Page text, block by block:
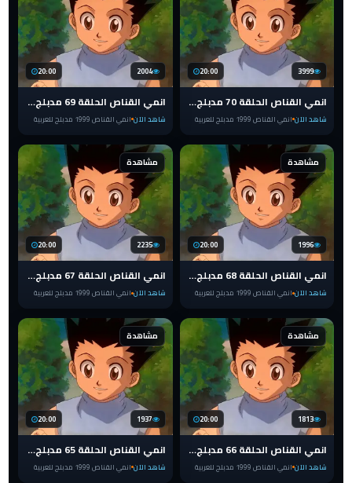
20:00 3999
انمي القناص الحلقة 70 مدبلج للعربية HUNTER x HUNTER 1999
شاهد الآن انمي القناص 1999 مدبلج للعربية
20:00 2004
انمي القناص الحلقة 69 مدبلج للعربية HUNTER x HUNTER 1999
شاهد الآن انمي القناص 1999 مدبلج للعربية
مشاهدة
20:00 1996
انمي القناص الحلقة 68 مدبلج للعربية HUNTER x HUNTER 1999
شاهد الآن انمي القناص 1999 مدبلج للعربية
مشاهدة
20:00 2235
انمي القناص الحلقة 67 مدبلج للعربية HUNTER x HUNTER 1999
شاهد الآن انمي القناص 1999 مدبلج للعربية
مشاهدة
20:00 1813
انمي القناص الحلقة 66 مدبلج للعربية HUNTER x HUNTER 1999
شاهد الآن انمي القناص 1999 مدبلج للعربية
مشاهدة
20:00 1937
انمي القناص الحلقة 65 مدبلج للعربية HUNTER x HUNTER 1999
شاهد الآن انمي القناص 1999 مدبلج للعربية